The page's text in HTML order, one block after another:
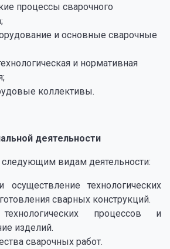
процессы сварочного
и основные сварочные
и нормативная
коллективы.
деятельности
следующим видам деятельности:
осуществление технологических
сварных конструкций.
технологических процессов и
изделий.
сварочных работ.